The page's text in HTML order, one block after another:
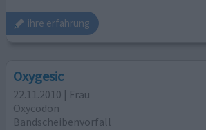
ihre erfahrung
Oxygesic
22.11.2010 | Frau
Oxycodon
Bandscheibenvorfall